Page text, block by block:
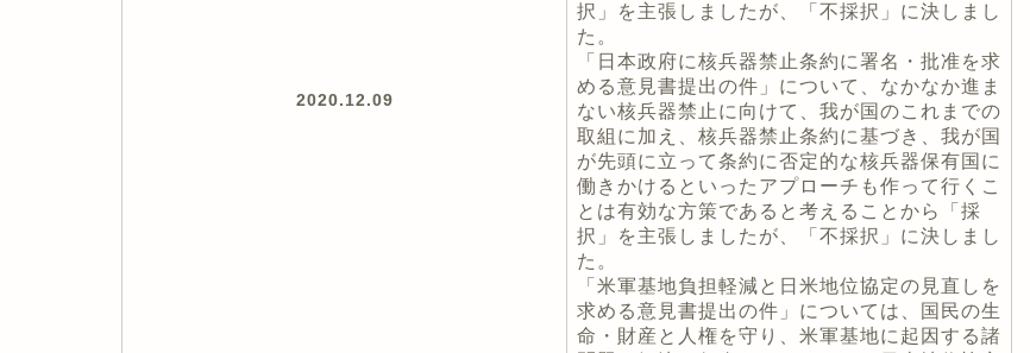
2020.12.09
択」を主張しましたが、「不採択」に決しまし
た。
「日本政府に核兵器禁止条約に署名・批准を求
める意見書提出の件」について、なかなか進ま
ない核兵器禁止に向けて、我が国のこれまでの
取組に加え、核兵器禁止条約に基づき、我が国
が先頭に立って条約に否定的な核兵器保有国に
働きかけるといったアプローチも作って行くこ
とは有効な方策であると考えることから「採
択」を主張しましたが、「不採択」に決しまし
た。
「米軍基地負担軽減と日米地位協定の見直しを
求める意見書提出の件」については、国民の生
命・財産と人権を守り、米軍基地に起因する諸